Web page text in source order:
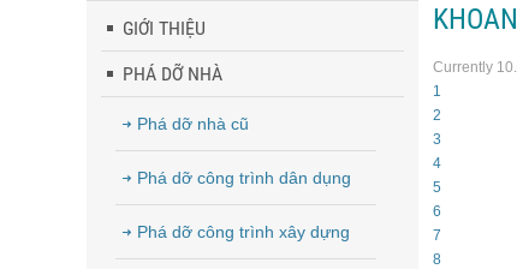
GIỚI THIỆU
PHÁ DỠ NHÀ
Phá dỡ nhà cũ
Phá dỡ công trình dân dụng
Phá dỡ công trình xây dựng
Currently
1
2
3
4
5
6
7
8